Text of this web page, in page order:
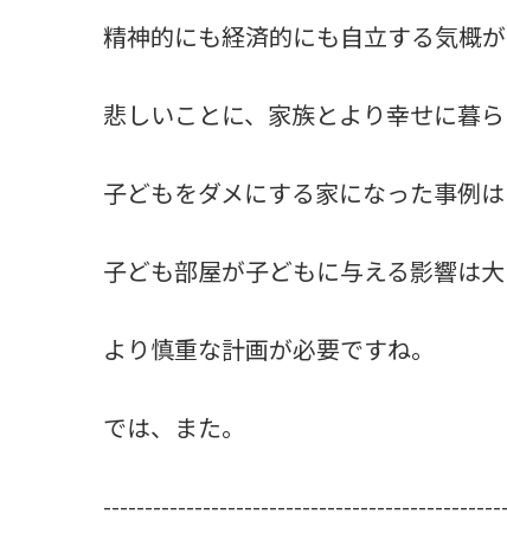
精神的にも経済的にも自立する気概が
悲しいことに、家族とより幸せに暮
子どもをダメにする家になった事例は
子ども部屋が子どもに与える影響は大
より慎重な計画が必要ですね。
では、また。